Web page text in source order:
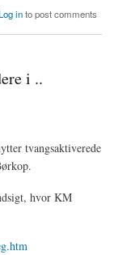
Log into post comments
i ..
tvangsaktiverede
hvor KM